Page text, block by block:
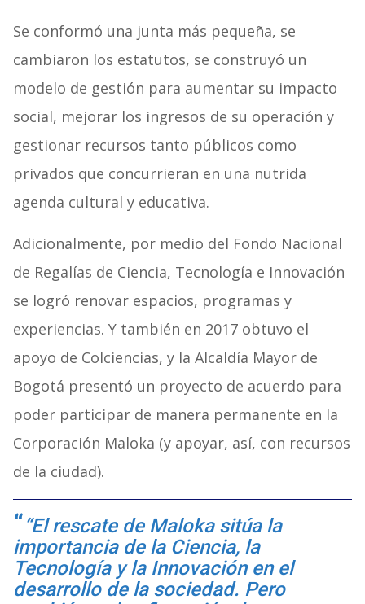
Se conformó una junta más pequeña, se
cambiaron los estatutos, se construyó un
modelo de gestión para aumentar su impacto
social, mejorar los ingresos de su operación y
gestionar recursos tanto públicos como
privados que concurrieran en una nutrida
agenda cultural y educativa.
Adicionalmente, por medio del Fondo Nacional
de Regalías de Ciencia, Tecnología e Innovación
se logró renovar espacios, programas y
experiencias. Y también en 2017 obtuvo el
apoyo de Colciencias, y la Alcaldía Mayor de
Bogotá presentó un proyecto de acuerdo para
poder participar de manera permanente en la
Corporación Maloka (y apoyar, así, con recursos
de la ciudad).
“El rescate de Maloka sitúa la
importancia de la Ciencia, la
Tecnología y la Innovación en el
desarrollo de la sociedad. Pero